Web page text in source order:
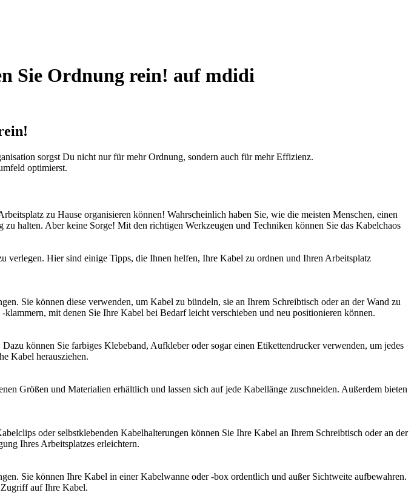
Sie Ordnung rein! auf mdidi
sorgst Du nicht nur für mehr Ordnung, sondern auch für mehr Effizienz.
optimierst.
zu Hause organisieren können! Wahrscheinlich haben Sie, wie die meisten Menschen, einen
halten. Aber keine Sorge! Mit den richtigen Werkzeugen und Techniken können Sie das Kabelchaos
Hier sind einige Tipps, die Ihnen helfen, Ihre Kabel zu ordnen und Ihren Arbeitsplatz
Sie können diese verwenden, um Kabel zu bündeln, sie an Ihrem Schreibtisch oder an der Wand zu
mit denen Sie Ihre Kabel bei Bedarf leicht verschieben und neu positionieren können.
können Sie farbiges Klebeband, Aufkleber oder sogar einen Etikettendrucker verwenden, um jedes
Kabel herausziehen.
Größen und Materialien erhältlich und lassen sich auf jede Kabellänge zuschneiden. Außerdem bieten
oder selbstklebenden Kabelhalterungen können Sie Ihre Kabel an Ihrem Schreibtisch oder an der
Ihres Arbeitsplatzes erleichtern.
Sie können Ihre Kabel in einer Kabelwanne oder -box ordentlich und außer Sichtweite aufbewahren.
Zugriff auf Ihre Kabel.